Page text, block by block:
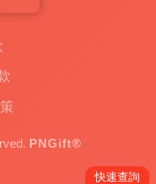
PNGift®
快速查詢